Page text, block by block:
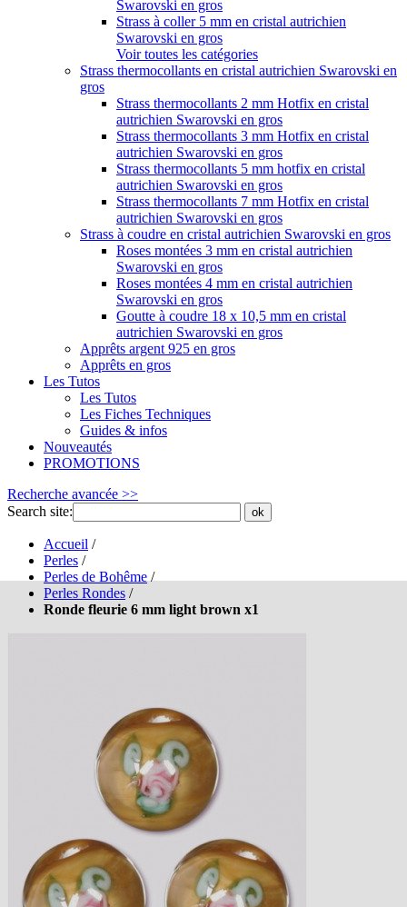
Swarovski en gros
Strass à coller 5 mm en cristal autrichien
Swarovski en gros
Voir toutes les catégories
Strass thermocollants en cristal autrichien Swarovski en
gros
Strass thermocollants 2 mm Hotfix en cristal
autrichien Swarovski en gros
Strass thermocollants 3 mm Hotfix en cristal
autrichien Swarovski en gros
Strass thermocollants 5 mm hotfix en cristal
autrichien Swarovski en gros
Strass thermocollants 7 mm Hotfix en cristal
autrichien Swarovski en gros
Strass à coudre en cristal autrichien Swarovski en gros
Roses montées 3 mm en cristal autrichien
Swarovski en gros
Roses montées 4 mm en cristal autrichien
Swarovski en gros
Goutte à coudre 18 x 10,5 mm en cristal
autrichien Swarovski en gros
Apprêts argent 925 en gros
Apprêts en gros
Les Tutos
Les Tutos
Les Fiches Techniques
Guides & infos
Nouveautés
PROMOTIONS
Recherche avancée >>
Search site:
ok
Accueil /
Perles /
Perles de Bohême /
Perles Rondes /
Ronde fleurie 6 mm light brown x1